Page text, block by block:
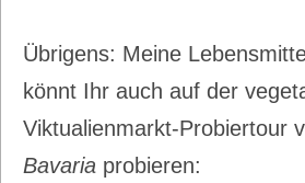
Übrigens: Meine
könnt Ihr auch auf der
Viktualienmarkt-Probiertour
Bavaria probieren: